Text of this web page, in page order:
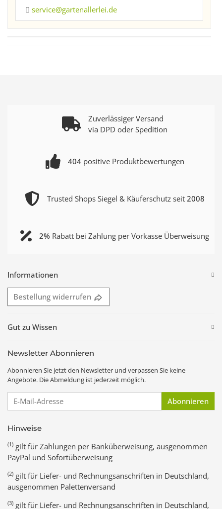
service@gartenallerlei.de
Zuverlässiger Versand
via DPD oder Spedition
404positive Produktbewertungen
Trusted Shops Siegel & Käuferschutz seit 2008
2% Rabatt bei Zahlung per Vorkasse Überweisung
Informationen
Bestellung widerrufen
Gut zu Wissen
Newsletter Abonnieren
Abonnieren Sie jetzt den Newsletter und verpassen Sie keine
Angebote. Die Abmeldung ist jederzeit möglich.
E-Mail-Adresse Abonnieren
Hinweise
(1) gilt für Zahlungen per Banküberweisung, ausgenommen
PayPal und Sofortüberweisung
(2) gilt für Liefer- und Rechnungsanschriften in Deutschland,
ausgenommen Palettenversand
(3) gilt für Liefer- und Rechnungsanschriften in Deutschland,